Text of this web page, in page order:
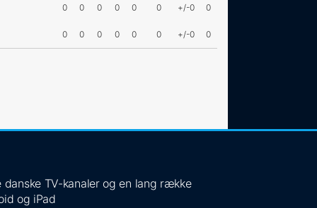
0 0 0 0 0 0 +/-0 0
0 0 0 0 0 0 +/-0 0
TV-kanaler og en lang række
og iPad